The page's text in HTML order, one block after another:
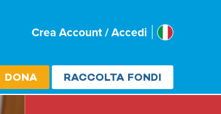
Crea Account / Accedi Select
Italia
DONA RACCOLTA FONDI